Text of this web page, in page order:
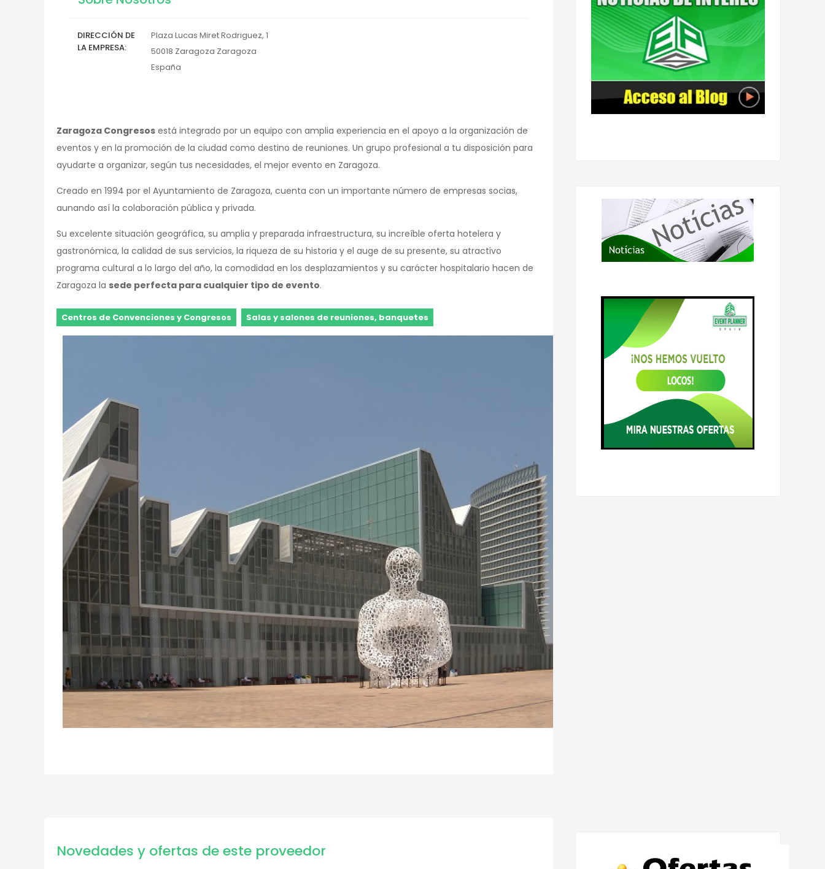
DIRECCIÓN DE
LA EMPRESA
Plaza Lucas Miret Rodriguez, 1
50018 Zaragoza Zaragoza
España
Zaragoza Congresos está integrado por un equipo con amplia experiencia en el apoyo a la organización de
eventos y en la promoción de la ciudad como destino de reuniones. Un grupo profesional a tu disposición para
ayudarte a organizar, según tus necesidades, el mejor evento en Zaragoza.
Creado en 1994 por el Ayuntamiento de Zaragoza, cuenta con un importante número de empresas socias,
aunando así la colaboración pública y privada.
Su excelente situación geográfica, su amplia y preparada infraestructura, su increíble oferta hotelera y
gastronómica, la calidad de sus servicios, la riqueza de su historia y el auge de su presente, su atractivo
programa cultural a lo largo del año, la comodidad en los desplazamientos y su carácter hospitalario hacen de
Zaragoza la sede perfecta para cualquier tipo de evento.
Centros de Convenciones y Congresos Salas y salones de reuniones, banquetes
Novedades y ofertas de este proveedor